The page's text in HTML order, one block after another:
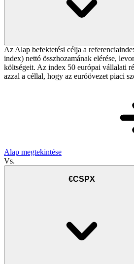
Az Alap befektetési célja a
index) nettó összhozamának elérése,
költségeit. Az index 50 európai vállalati
azzal a céllal, hogy az euróövezet piaci
Alap megtekintése
Vs.
€CSPX